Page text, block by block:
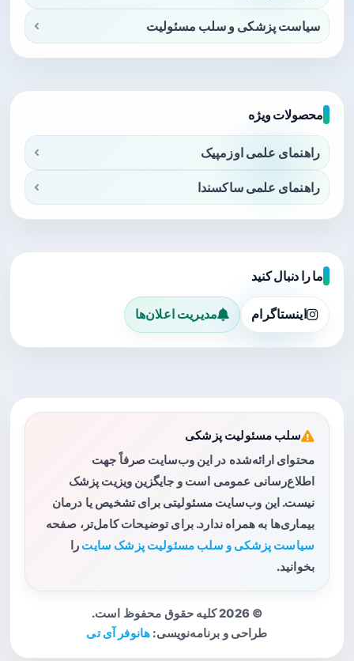
سیاست پزشکی و سلب مسئولیت
محصولات ویژه
راهنمای علمی اوزمپیک
راهنمای علمی ساکسندا
ما را دنبال کنید
اینستاگرام مدیریت اعلان‌ها
سلب مسئولیت پزشکی
محتوای ارائه‌شده در این وب‌سایت صرفاً جهت
اطلاع‌رسانی عمومی است و جایگزین ویزیت پزشک
نیست. این وب‌سایت مسئولیتی برای تشخیص یا درمان
بیماری‌ها به همراه ندارد. برای توضیحات کامل‌تر، صفحه
سیاست پزشکی و سلب مسئولیت پزشک سایت را
بخوانید.
© 2026 کلیه حقوق محفوظ است.
طراحی و برنامه‌نویسی: هانوفر آی تی